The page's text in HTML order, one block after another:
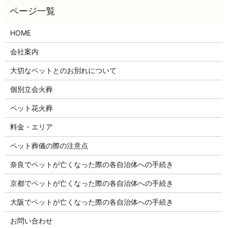
HOME
会社案内
大切なペットとのお別れについて
個別立会火葬
ペット花火葬
料金・エリア
ペット葬儀の際の注意点
奈良でペットが亡くなった際の各自治体への手続き
京都でペットが亡くなった際の各自治体への手続き
大阪でペットが亡くなった際の各自治体への手続き
お問い合わせ